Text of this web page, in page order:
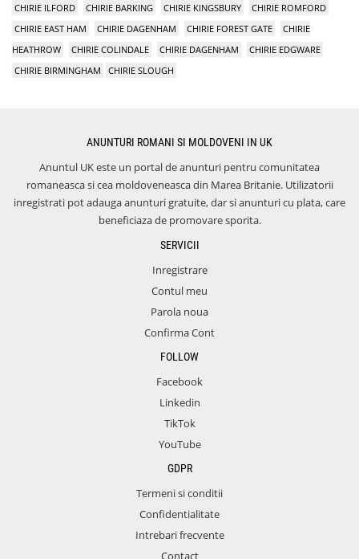
CHIRIE ILFORD
CHIRIE BARKING CHIRIE KINGSBURY
CHIRIE ROMFORD
CHIRIE EAST HAM
CHIRIE DAGENHAM CHIRIE FOREST GATE
CHIRIE
HEATHROW
CHIRIE COLINDALE CHIRIE DAGENHAM
CHIRIE EDGWARE
CHIRIE BIRMINGHAM
CHIRIE SLOUGH
ANUNTURI ROMANI SI MOLDOVENI IN UK
Anuntul UK este un portal de anunturi pentru comunitatea
romaneasca si cea moldoveneasca din Marea Britanie. Utilizatorii
inregistrati pot adauga anunturi gratuite, dar si anunturi cu plata, care
beneficiaza de promovare sporita.
SERVICII
Inregistrare
Contul meu
Parola noua
Confirma Cont
FOLLOW
Facebook
Linkedin
TikTok
YouTube
GDPR
Termeni si conditii
Confidentialitate
Intrebari frecvente
Contact